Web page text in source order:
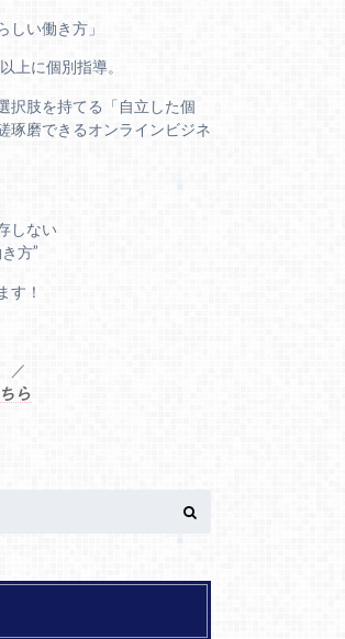
しい働き方」
上に個別指導。
択肢を持てる「自立した個
琢磨できるオンラインビジネ
しない
方”
す！
／
ら